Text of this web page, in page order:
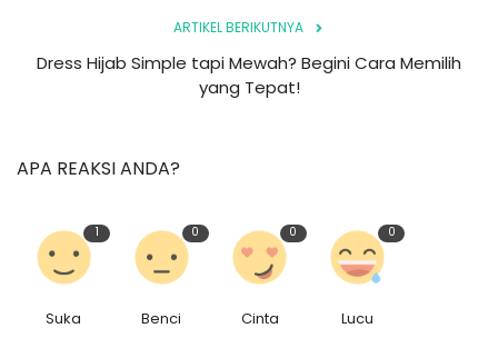
ARTIKEL BERIKUTNYA
Dress Hijab Simple tapi Mewah? Begini Cara Memilih
yang Tepat!
APA REAKSI ANDA?
1
Suka
0
Benci
0
Cinta
0
Lucu